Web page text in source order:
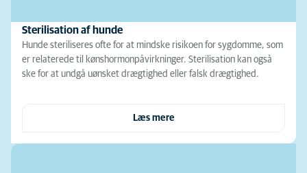
Sterilisation af hunde
Hunde steriliseres ofte for at mindske risikoen for sygdomme, som
er relaterede til kønshormonpåvirkninger. Sterilisation kan også
ske for at undgå uønsket drægtighed eller falsk drægtighed.
Læs mere